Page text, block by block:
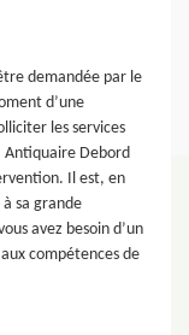
demandée par le
d’une
les services
Antiquaire Debord
Il est, en
sa grande
avez besoin d’un
compétences de